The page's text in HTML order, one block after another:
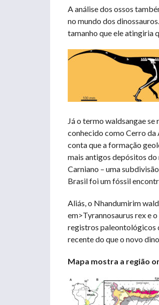
A análise dos ossos
no mundo dos
tamanho que ele atingiria
Já o termo waldsangae
conhecido como Cerro da
conta que a formação
mais antigos depósitos
Carniano – uma
Brasil foi um fóssil
Aliás, o Nhandumirim
em>Tyrannosaurus rex e
registros paleontológicos
recente do que o novo
Mapa mostra a região